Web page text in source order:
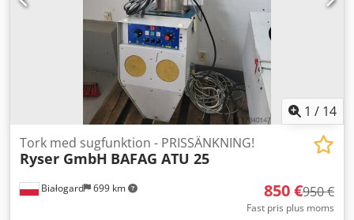
1 / 14
Białogard 699 km
Tork med sugfunktion - PRISSÄNKNING!
Ryser GmbH BAFAG ATU 25
850 €950 €
Fast pris plus moms